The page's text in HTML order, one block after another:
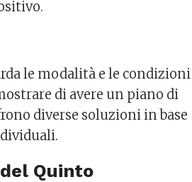
le modalità e le condizioni
di avere un piano di
diverse soluzioni in base
Quinto